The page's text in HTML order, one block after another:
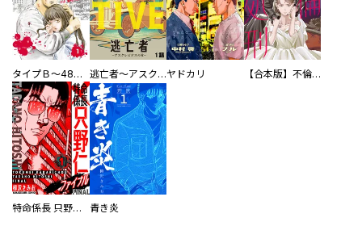
タイプＢ～48時間後、致死率100％～【単話】 逃亡者～アスクレピオスの杖～ヤドカリ 【合本版】不倫処刑
特命係長 只野仁ファイナル 愛蔵版 青き炎